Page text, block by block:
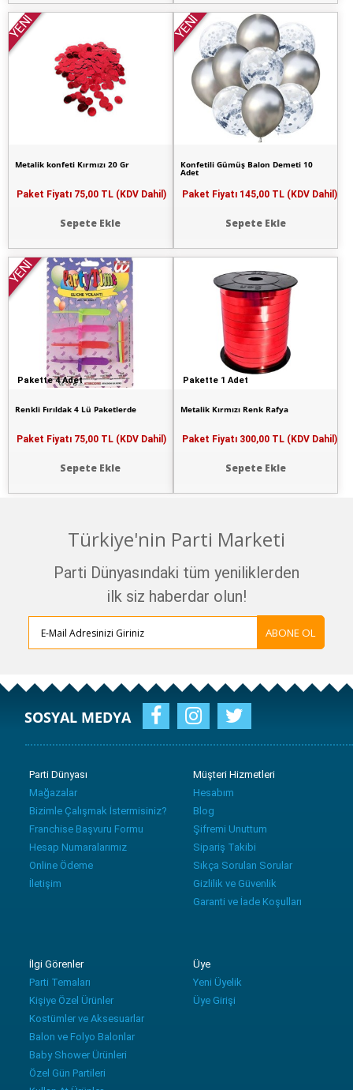
YENİ
Metalik konfeti Kırmızı 20 Gr
Paket Fiyatı 75,00 TL (KDV Dahil)
Sepete Ekle
YENİ
Konfetili Gümüş Balon Demeti 10
Adet
Paket Fiyatı 145,00 TL (KDV Dahil)
Sepete Ekle
Pakette 4 Adet
YENİ
Renkli Fırıldak 4 Lü Paketlerde
Paket Fiyatı 75,00 TL (KDV Dahil)
Sepete Ekle
Pakette 1 Adet
Metalik Kırmızı Renk Rafya
Paket Fiyatı 300,00 TL (KDV Dahil)
Sepete Ekle
Türkiye'nin Parti Marketi
Parti Dünyasındaki tüm yeniliklerden
ilk siz haberdar olun!
ABONE OL
SOSYAL MEDYA
Parti Dünyası
Mağazalar
Bizimle Çalışmak İstermisiniz?
Franchise Başvuru Formu
Hesap Numaralarımız
Online Ödeme
İletişim
Müşteri Hizmetleri
Hesabım
Blog
Şifremi Unuttum
Sipariş Takibi
Sıkça Sorulan Sorular
Gizlilik ve Güvenlik
Garanti ve İade Koşulları
İlgi Görenler
Parti Temaları
Kişiye Özel Ürünler
Kostümler ve Aksesuarlar
Balon ve Folyo Balonlar
Baby Shower Ürünleri
Özel Gün Partileri
Üye
Yeni Üyelik
Üye Girişi